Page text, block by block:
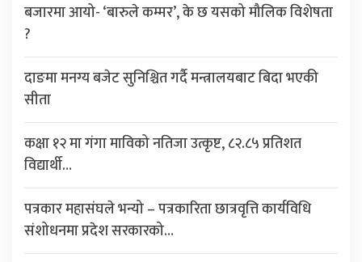
बजारमा आयो- ‘बारुले कम्मर’, के छ यसको मौलिक विशेषता
?
दाङमा मनग्य बजेट सुनिश्चित गर्दै मन्त्रालयबाट बिदा भएकी
सीता
कक्षा १२ मा गंगा माविको नतिजा उत्कृष्ट, ८२.८५ प्रतिशत
विद्यार्थी…
पत्रकार महासंघले भन्यो – पत्रकारिता छात्रवृत्ति कार्यविधि
संशोधनमा प्रदेश सरकारको…